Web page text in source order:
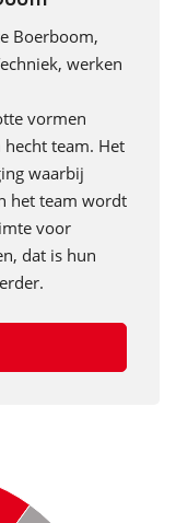
Boerboom,
werken
vormen
team. Het
waarbij
het team wordt
voor
dat is hun